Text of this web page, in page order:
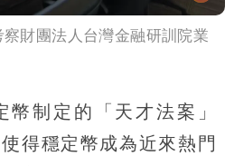
財團法人台灣金融研訓院業
制定的「天才法案」
得穩定幣成為近來熱門